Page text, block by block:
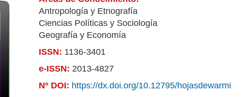
Antropología y Etnografía
Ciencias Políticas y Sociología
Geografía y Economía
ISSN: 1136-3401
e-ISSN: 2013-4827
Nº DOI: https://dx.doi.org/10.12795/hojasdewarmi